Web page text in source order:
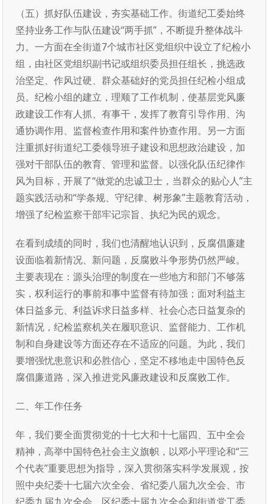
（五）抓好队伍建设，夯实基础工作。街道纪工委始终
坚持业务工作与队伍建设“两手抓”，不断提升整体战斗
力。一方面在全街道7个城市社区党组织中设立了纪检小
组，由社区党组织副书记或组织委员担任组长，挑选政
治坚定、作风过硬、群众基础好的党员担任纪检小组成
员。纪检小组的建立，理顺了工作机制，使基层党风廉
政建设工作有人抓、有事干，发挥了教育引导作用、沟
通协调作用、监督检查作用和案件协查作用。另一方面
注重抓好街道纪工委领导班子建设和思想政治建设，加
强对干部队伍的教育、管理和监督。以强化队伍纪律作
风为目标，开展了“做党的忠诚卫士，当群众的贴心人”主
题实践活动和“学条规、守纪律、树形象”主题教育活动，
增强了纪检监察干部牢记宗旨、执纪为民的观念。
在看到成绩的同时，我们也清醒地认识到，反腐倡廉建
设面临着新情况、新问题，反腐败斗争形势仍然严峻。
主要表现在：源头治理的制度在一些地方和部门不够落
实，权利运行的事前和事中监督有待加强；面对利益主
体日益多元、利益诉求日益多样、社会心态日益复杂的
新情况，纪检监察机关在履职意识、监督能力、工作机
制和自身建设等方面还存在不适应的问题。为此，我们
要增强忧患意识和必胜信心，坚定不移地走中国特色反
腐倡廉道路，深入推进党风廉政建设和反腐败工作。
二、年工作任务
年，我们要全面贯彻党的十七大和十七届四、五中全会
精神，高举中国特色社会主义旗帜，以邓小平理论和“三
个代表”重要思想为指导，深入贯彻落实科学发展观，按
照中央纪委十七届六次全会、省纪委八届九次全会、市